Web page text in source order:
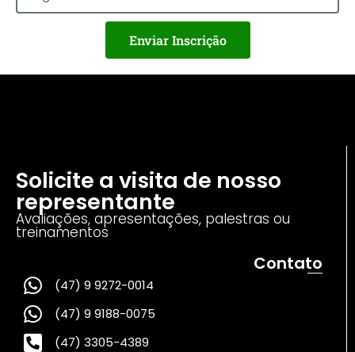
Enviar Inscrição
Solicite a visita de nosso
representante
Avaliações, apresentações, palestras ou
treinamentos
Contato
(47) 9 9272-0014
(47) 9 9188-0075
(47) 3305-4389